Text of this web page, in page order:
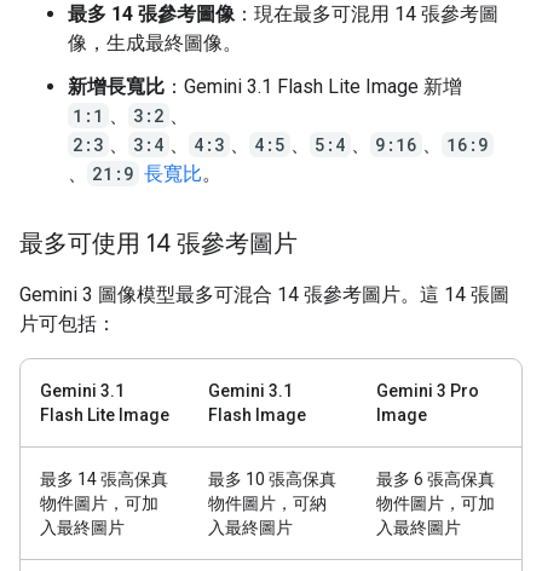
最多 14 張參考圖像 ：現在最多可混用 14 張參考圖
像，生成最終圖像。
新增長寬比 ：Gemini 3.1 Flash Lite Image 新增
1:1
3:2
2:3
3:4 4:3 4:5 5:4 9:16
16:9
21:9 長寬比。
最多可使用 14 張參考圖片
Gemini 3 圖像模型最多可混合 14 張參考圖片。這 14 張圖
片可包括：
Gemini 3.1
Flash Lite Image
Gemini 3.1
Flash Image
Gemini 3 Pro
Image
最多 14 張高保真
物件圖片，可加
入最終圖片
最多 10 張高保真
物件圖片，可納
入最終圖片
最多 6 張高保真
物件圖片，可加
入最終圖片